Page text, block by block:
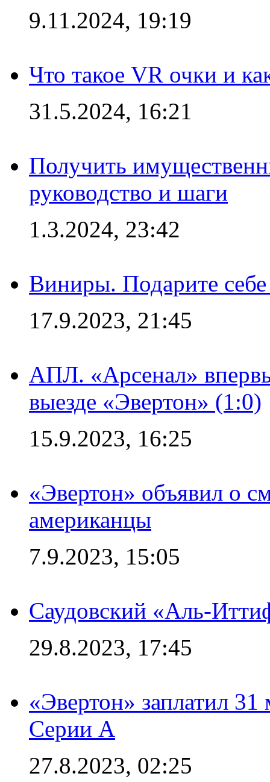
9.11.2024, 19:19
Что такое VR очки и
31.5.2024, 16:21
Получить
руководство и шаги
1.3.2024, 23:42
Виниры. Подарите
17.9.2023, 21:45
АПЛ. «Арсенал»
выезде «Эвертон» (1:0)
15.9.2023, 16:25
«Эвертон» объявил о
американцы
7.9.2023, 15:05
Саудовский «Аль-
29.8.2023, 17:45
«Эвертон» заплатил
Серии А
27.8.2023, 02:25